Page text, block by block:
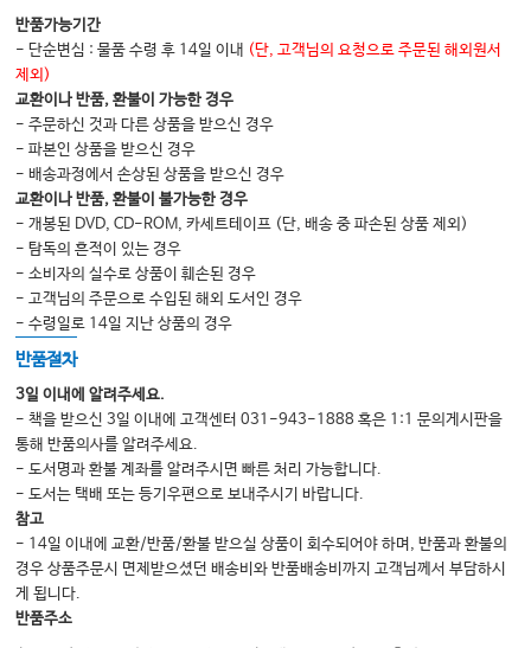
반품가능기간
- 단순변심 : 물품 수령 후 14일 이내 (단, 고객님의 요청으로 주문된 해외원서
제외)
교환이나 반품, 환불이 가능한 경우
- 주문하신 것과 다른 상품을 받으신 경우
- 파본인 상품을 받으신 경우
- 배송과정에서 손상된 상품을 받으신 경우
교환이나 반품, 환불이 불가능한 경우
- 개봉된 DVD, CD-ROM, 카세트테이프 (단, 배송 중 파손된 상품 제외)
- 탐독의 흔적이 있는 경우
- 소비자의 실수로 상품이 훼손된 경우
- 고객님의 주문으로 수입된 해외 도서인 경우
- 수령일로 14일 지난 상품의 경우
반품절차
3일 이내에 알려주세요.
- 책을 받으신 3일 이내에 고객센터 031-943-1888 혹은 1:1 문의게시판을
통해 반품의사를 알려주세요.
- 도서명과 환불 계좌를 알려주시면 빠른 처리 가능합니다.
- 도서는 택배 또는 등기우편으로 보내주시기 바랍니다.
참고
- 14일 이내에 교환/반품/환불 받으실 상품이 회수되어야 하며, 반품과 환불의
경우 상품주문시 면제받으셨던 배송비와 반품배송비까지 고객님께서 부담하시
게 됩니다.
반품주소